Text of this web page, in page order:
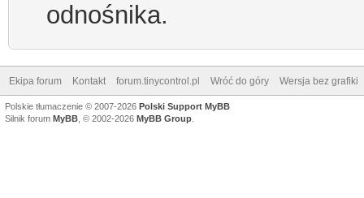
odnośnika.
Ekipa forum Kontakt forum.tinycontrol.pl Wróć do góry Wersja bez grafiki
Polskie tłumaczenie © 2007-2026 Polski Support MyBB
Silnik forum MyBB , © 2002-2026 MyBB Group